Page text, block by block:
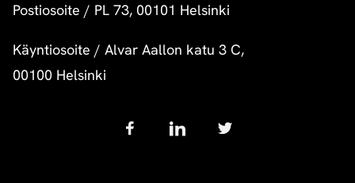
Postiosoite / PL 73, 00101 Helsinki
Käyntiosoite / Alvar Aallon katu 3 C,
00100 Helsinki